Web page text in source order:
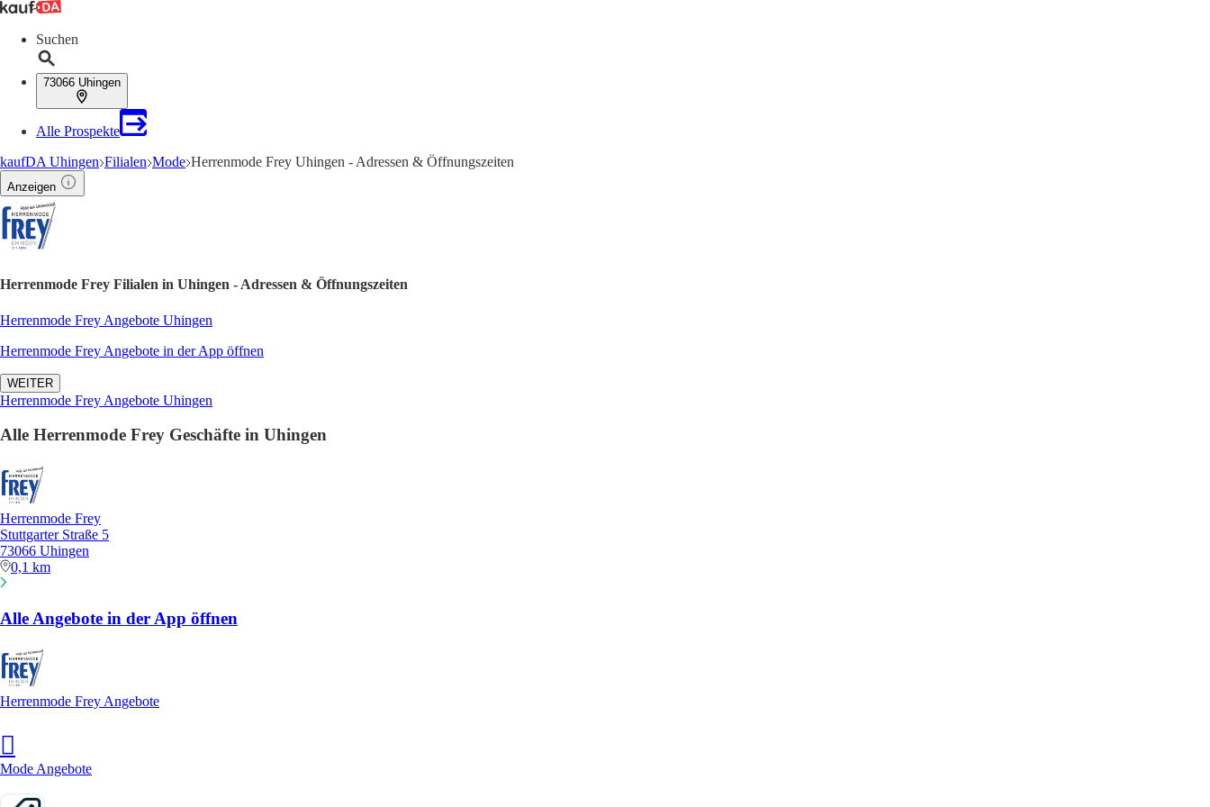
Suchen
73066 Uhingen
Alle Prospekte
kaufDA Uhingen Filialen Mode Herrenmode Frey Uhingen - Adressen & Öffnungszeiten
Anzeigen
Herrenmode Frey Filialen in Uhingen - Adressen & Öffnungszeiten
Herrenmode Frey Angebote Uhingen
Herrenmode Frey Angebote in der App öffnen
WEITER
Herrenmode Frey Angebote Uhingen
Alle Herrenmode Frey Geschäfte in Uhingen
Herrenmode Frey
Stuttgarter Straße 5
73066 Uhingen
0,1 km
Alle Angebote in der App öffnen
Herrenmode Frey Angebote
Mode Angebote